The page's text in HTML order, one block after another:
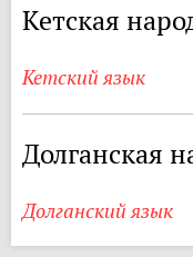
Кетская
Кетский язык
Долганская
Долганский язык